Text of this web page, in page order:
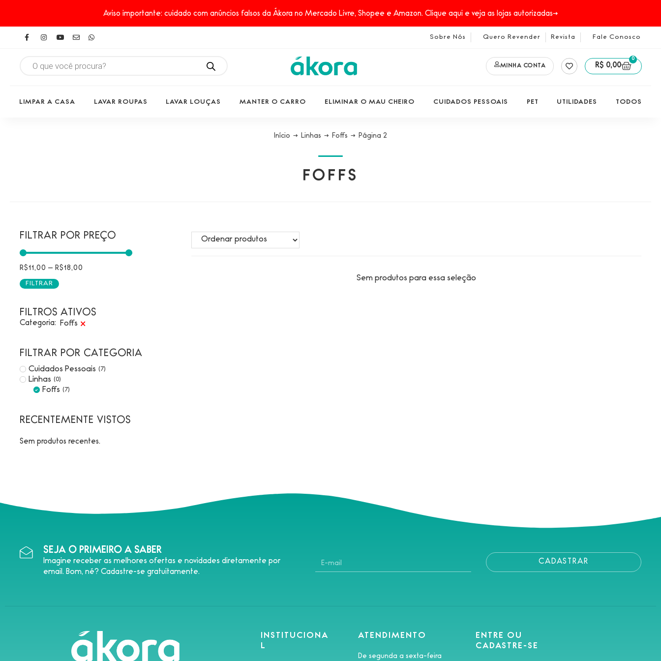
Aviso importante: cuidado com anúncios falsos da Ákora no Mercado Livre, Shopee e Amazon. Clique aqui e veja as lojas autorizadas→
Sobre Nós Quero Revender Revista Fale Conosco
MINHA CONTA R$ 0,00
0
LIMPAR A CASA LAVAR ROUPAS LAVAR LOUÇAS MANTER O CARRO ELIMINAR O MAU CHEIRO CUIDADOS PESSOAIS PET UTILIDADES TODOS
Início → Linhas → Foffs → Página 2
FOFFS
FILTRAR POR PREÇO
R$11,00 — R$18,00
FILTRAR
FILTROS ATIVOS
Categoria: Foffs ×
FILTRAR POR CATEGORIA
Cuidados Pessoais (7)
Linhas (0)
Foffs (7)
RECENTEMENTE VISTOS
Sem produtos recentes.
Sem produtos para essa seleção
SEJA O PRIMEIRO A SABER
Imagine receber as melhores ofertas e novidades diretamente por
email. Bom, né? Cadastre-se gratuitamente.
CADASTRAR
INSTITUCIONA
L
ATENDIMENTO
De segunda a sexta-feira
ENTRE OU
CADASTRE-SE